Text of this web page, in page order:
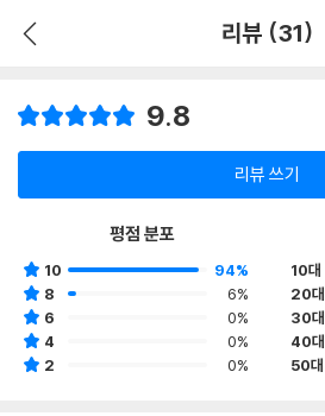
리뷰 (31)
9.8
리뷰 쓰기
평점 분포
10
94%
8
6%
6
0%
4
0%
2
0%
10대
20대
30대
40대
50대